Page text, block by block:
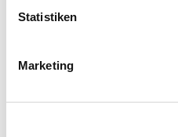
Statistiken
Marketing
Dokumente und